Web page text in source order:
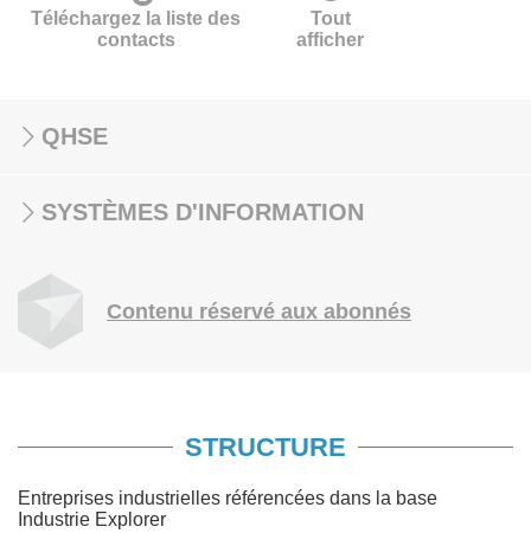
Téléchargez la liste des
contacts
Tout
afficher
QHSE
SYSTÈMES D'INFORMATION
Contenu réservé aux abonnés
STRUCTURE
Entreprises industrielles référencées dans la base
Industrie Explorer